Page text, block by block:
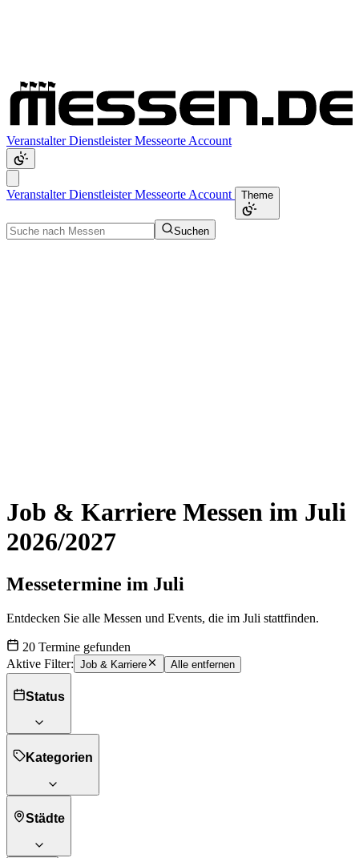
VeranstalterDienstleisterMesseorte Account
VeranstalterDienstleisterMesseorte Account Theme
Suchen
Job & Karriere Messen im Juli
2026/2027
Messetermine im Juli
Entdecken Sie alle Messen und Events, die im Juli stattfinden.
20 Termine gefunden
Aktive Filter: Job & Karriere Alle entfernen
Status
Kategorien
Städte